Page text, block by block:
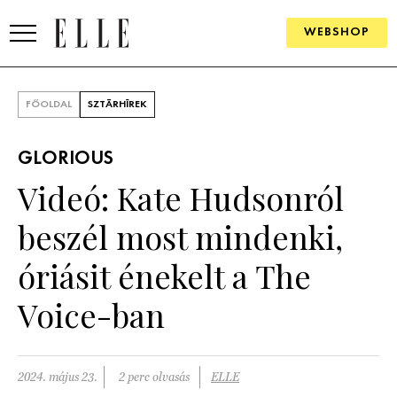
WEBSHOP
SZÉPSÉG
PÁRKAPCSOLAT
FŐOLDAL SZTÁRHÍREK
GLORIOUS
Videó: Kate Hudsonról
beszél most mindenki,
óriásit énekelt a The
Voice-ban
2024. május 23. 2 perc olvasás ELLE